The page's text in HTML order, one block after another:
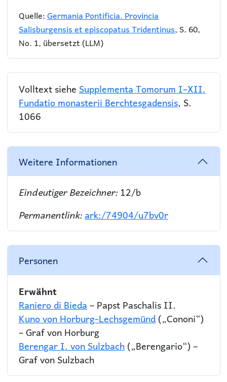
Quelle: Germania Pontificia. Provincia
Salisburgensis et episcopatus Tridentinus, S. 60,
No. 1, übersetzt (LLM)
Volltext siehe Supplementa Tomorum I–XII.
Fundatio monasterii Berchtesgadensis, S.
1066
Weitere Informationen
Eindeutiger Bezeichner: 12/b
Permanentlink:ark:/74904/u7bv0r
Personen
Erwähnt
Raniero di Bieda – Papst Paschalis II.
Kuno von Horburg-Lechsgemünd („Cononi“)
– Graf von Horburg
Berengar I. von Sulzbach („Berengario“) –
Graf von Sulzbach